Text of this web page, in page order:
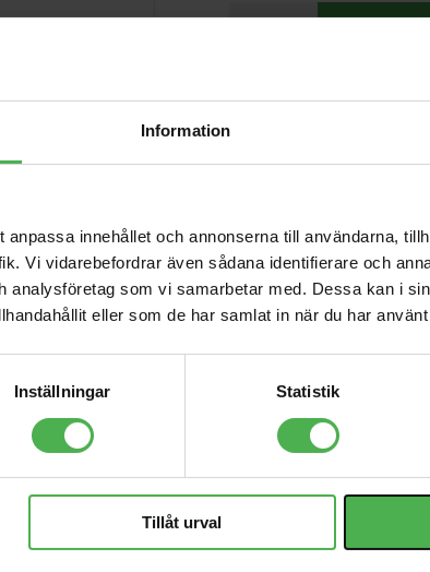
Information
innehållet och annonserna till användarna,
Vi vidarebefordrar även sådana identifierare och
analysföretag som vi samarbetar med. Dessa kan i
eller som de har samlat in när du har
Inställningar Statistik
Tillåt urval
Andra som handlade Audix
Cable 118.11"
(300cm) Angled to
Angled
59 kr
Eris Studio 5
Straight 1m